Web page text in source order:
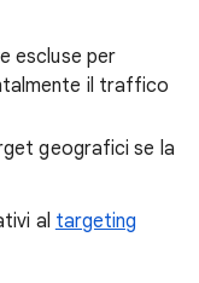
escluse per
il traffico
geografici se la
al targeting